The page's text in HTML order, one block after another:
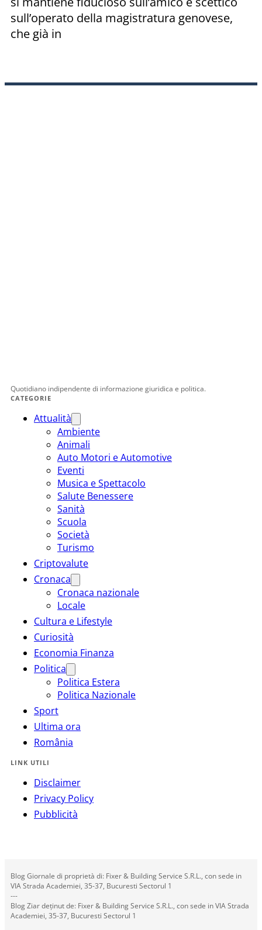
sull’operato della magistratura genovese,
che già in
Quotidiano indipendente di informazione giuridica e politica.
CATEGORIE
Attualità
Ambiente
Animali
Auto Motori e Automotive
Eventi
Musica e Spettacolo
Salute Benessere
Sanità
Scuola
Società
Turismo
Criptovalute
Cronaca
Cronaca nazionale
Locale
Cultura e Lifestyle
Curiosità
Economia Finanza
Politica
Politica Estera
Politica Nazionale
Sport
Ultima ora
România
LINK UTILI
Disclaimer
Privacy Policy
Pubblicità
Blog Giornale di proprietà di: Fixer & Building Service S.R.L., con sede in
VIA Strada Academiei, 35-37, Bucuresti Sectorul 1
---
Blog Ziar deținut de: Fixer & Building Service S.R.L., con sede in VIA Strada
Academiei, 35-37, Bucuresti Sectorul 1